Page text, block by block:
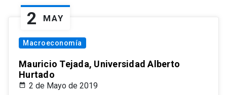
2 MAY
Macroeconomía
Mauricio Tejada, Universidad Alberto
Hurtado
2 de Mayo de 2019